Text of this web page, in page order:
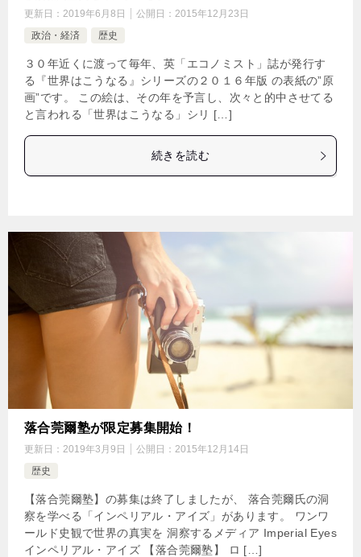
更新日： 2019年6月8日 公開日： 2015年12月23日
政治・経済
歴史
３０年近くに渡って毎年、英「エコノミスト」誌が発行す
る『世界はこうなる』シリーズの２０１６年版 の表紙の”原
画”です。 この絵は、その年を予言し、次々と的中させてる
と言われる「世界はこうなる」シリ […]
続きを読む
落合莞爾塾が限定募集開始！
更新日： 2019年3月9日 公開日： 2015年12月14日
歴史
【落合莞爾塾】の募集は終了しましたが、 落合莞爾氏の洞
察を学べる「インペリアル・アイズ」があります。 ワンワ
ールド史観で世界の真実を 洞察するメディア Imperial Eyes
インペリアル・アイズ 【落合莞爾塾】 ロ […]